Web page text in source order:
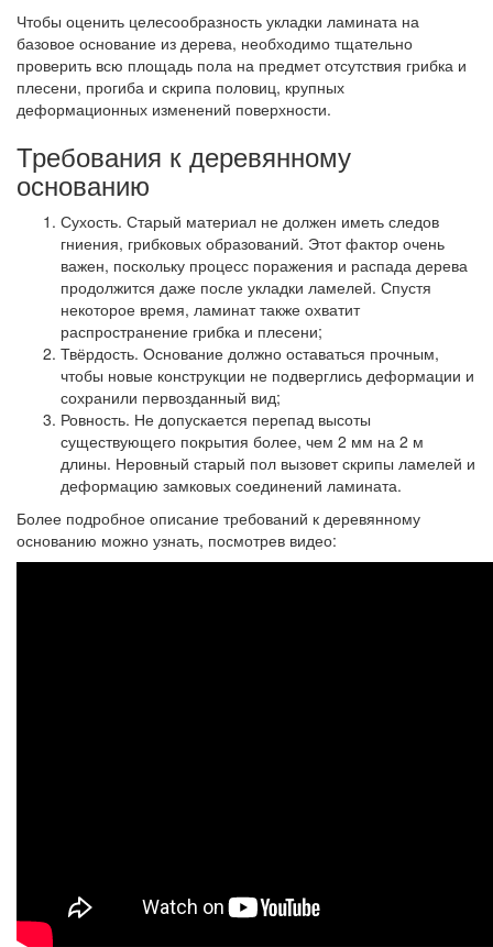
Чтобы оценить целесообразность укладки ламината на
базовое основание из дерева, необходимо тщательно
проверить всю площадь пола на предмет отсутствия грибка и
плесени, прогиба и скрипа половиц, крупных
деформационных изменений поверхности.
Требования к деревянному
основанию
Сухость. Старый материал не должен иметь следов
гниения, грибковых образований. Этот фактор очень
важен, поскольку процесс поражения и распада дерева
продолжится даже после укладки ламелей. Спустя
некоторое время, ламинат также охватит
распространение грибка и плесени;
Твёрдость. Основание должно оставаться прочным,
чтобы новые конструкции не подверглись деформации и
сохранили первозданный вид;
Ровность. Не допускается перепад высоты
существующего покрытия более, чем 2 мм на 2 м
длины. Неровный старый пол вызовет скрипы ламелей и
деформацию замковых соединений ламината.
Более подробное описание требований к деревянному
основанию можно узнать, посмотрев видео: